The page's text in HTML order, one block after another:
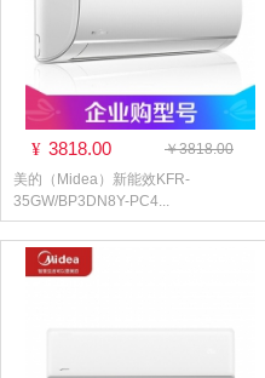
¥ 3818.00
￥3818.00
美的（Midea）新能效KFR-
35GW/BP3DN8Y-PC4...